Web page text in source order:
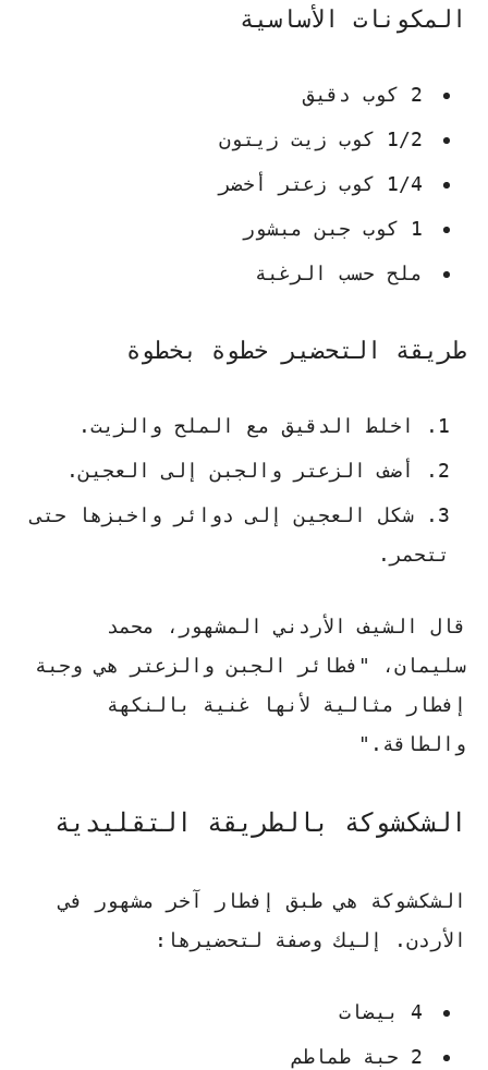
المكونات الأساسية
2 كوب دقيق
1/2 كوب زيت زيتون
1/4 كوب زعتر أخضر
1 كوب جبن مبشور
ملح حسب الرغبة
طريقة التحضير خطوة بخطوة
اخلط الدقيق مع الملح والزيت.
أضف الزعتر والجبن إلى العجين.
شكل العجين إلى دوائر واخبزها حتى
تتحمر.
قال الشيف الأردني المشهور، محمد
سليمان، "فطائر الجبن والزعتر هي وجبة
إفطار مثالية لأنها غنية بالنكهة
والطاقة."
الشكشوكة بالطريقة التقليدية
الشكشوكة هي طبق إفطار آخر مشهور في
الأردن. إليك وصفة لتحضيرها:
4 بيضات
2 حبة طماطم